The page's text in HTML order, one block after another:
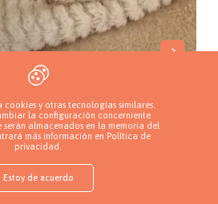
Añade un criadero
cookies y otras tecnologías similares.
la configuración concerniente
serán almacenados en la memoria del
más información en Política de
privacidad
Estoy de acuerdo